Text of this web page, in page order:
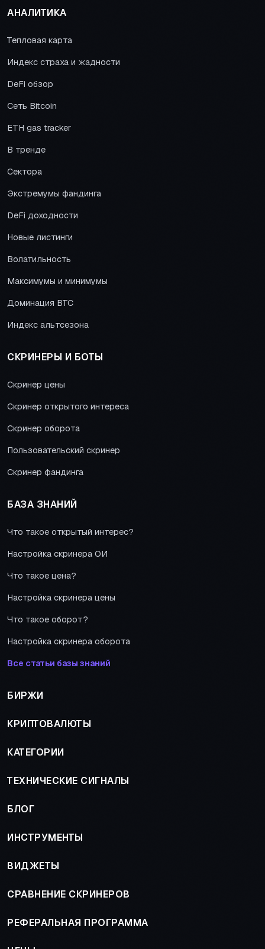
АНАЛИТИКА
Тепловая карта
Индекс страха и жадности
DeFi обзор
Сеть Bitcoin
ETH gas tracker
В тренде
Сектора
Экстремумы фандинга
DeFi доходности
Новые листинги
Волатильность
Максимумы и минимумы
Доминация BTC
Индекс альтсезона
СКРИНЕРЫ И БОТЫ
Скринер цены
Скринер открытого интереса
Скринер оборота
Пользовательский скринер
Скринер фандинга
БАЗА ЗНАНИЙ
Что такое открытый интерес?
Настройка скринера ОИ
Что такое цена?
Настройка скринера цены
Что такое оборот?
Настройка скринера оборота
Все статьи базы знаний
БИРЖИ
КРИПТОВАЛЮТЫ
КАТЕГОРИИ
ТЕХНИЧЕСКИЕ СИГНАЛЫ
БЛОГ
ИНСТРУМЕНТЫ
ВИДЖЕТЫ
СРАВНЕНИЕ СКРИНЕРОВ
РЕФЕРАЛЬНАЯ ПРОГРАММА